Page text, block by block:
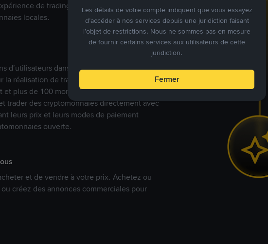
de trading véritablement
locales.
d’utilisateurs dans le monde, Binance P2P
réalisation de trades en cryptomonnaies
et plus de 100 monnaies fiat. Les utilisateurs
trader des cryptomonnaies directement avec
leurs prix et leurs modes de paiement
ouverte.
et de vendre à votre prix. Achetez ou
créez des annonces commerciales pour
Les détails de votre compte indiquent que vous essayez
d’accéder à nos services depuis une juridiction faisant
l’objet de restrictions. Nous ne sommes pas en mesure
de fournir certains services aux utilisateurs de cette
juridiction.
Fermer